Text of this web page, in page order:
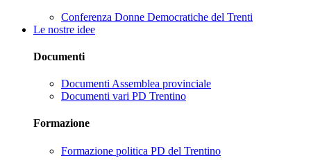
Conferenza Donne Democratiche del Trenti
Le nostre idee
Documenti
Documenti Assemblea provinciale
Documenti vari PD Trentino
Formazione
Formazione politica PD del Trentino